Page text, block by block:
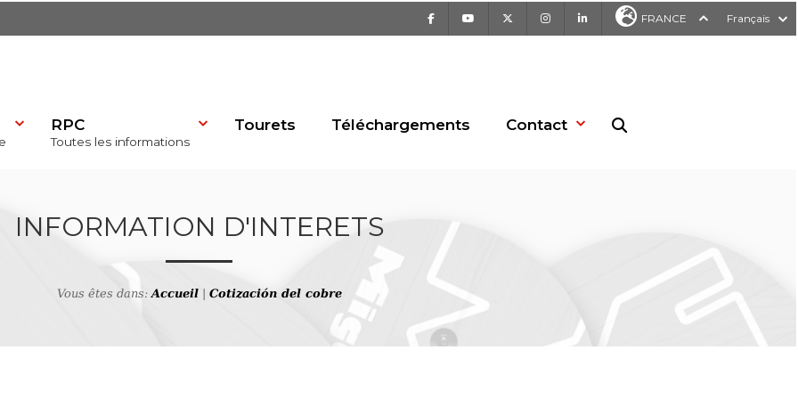
Facebook Youtube InstagramLinkedIn FRANCE Français
RPC
Toutes les informations
Tourets Téléchargements Contact
INFORMATION D'INTERETS
Vous êtes dans:Accueil Cotización del cobre